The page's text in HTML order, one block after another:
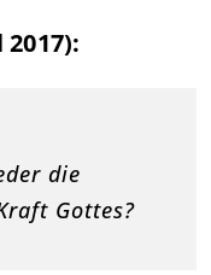
die
Gottes?